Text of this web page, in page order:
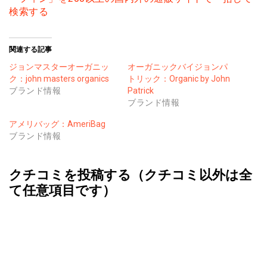
検索する
関連する記事
ジョンマスターオーガニッ
ク：john masters organics
ブランド情報
オーガニックバイジョンパ
トリック：Organic by John
Patrick
ブランド情報
アメリバッグ：AmeriBag
ブランド情報
クチコミを投稿する（クチコミ以外は全
て任意項目です）